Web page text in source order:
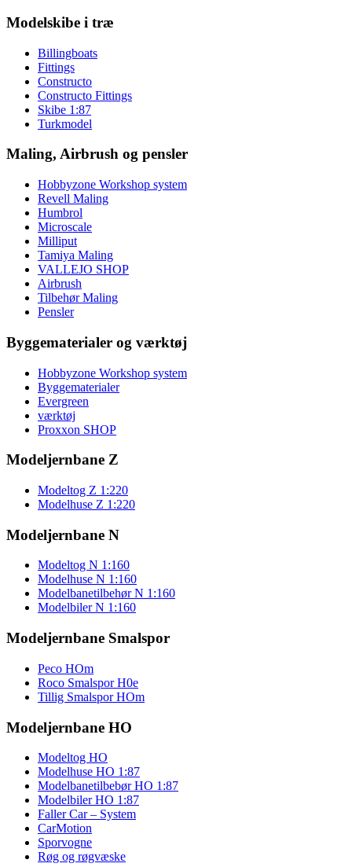
Modelskibe i træ
Billingboats
Fittings
Constructo
Constructo Fittings
Skibe 1:87
Turkmodel
Maling, Airbrush og pensler
Hobbyzone Workshop system
Revell Maling
Humbrol
Microscale
Milliput
Tamiya Maling
VALLEJO SHOP
Airbrush
Tilbehør Maling
Pensler
Byggematerialer og værktøj
Hobbyzone Workshop system
Byggematerialer
Evergreen
værktøj
Proxxon SHOP
Modeljernbane Z
Modeltog Z 1:220
Modelhuse Z 1:220
Modeljernbane N
Modeltog N 1:160
Modelhuse N 1:160
Modelbanetilbehør N 1:160
Modelbiler N 1:160
Modeljernbane Smalspor
Peco HOm
Roco Smalspor H0e
Tillig Smalspor HOm
Modeljernbane HO
Modeltog HO
Modelhuse HO 1:87
Modelbanetilbebør HO 1:87
Modelbiler HO 1:87
Faller Car – System
CarMotion
Sporvogne
Røg og røgvæske